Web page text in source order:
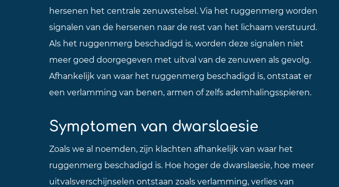
hersenen het centrale zenuwstelsel. Via het ruggenmerg worden
signalen van de hersenen naar de rest van het lichaam verstuurd.
Als het ruggenmerg beschadigd is, worden deze signalen niet
meer goed doorgegeven met uitval van de zenuwen als gevolg.
Afhankelijk van waar het ruggenmerg beschadigd is, ontstaat er
een verlamming van benen, armen of zelfs ademhalingsspieren.
Symptomen van dwarslaesie
Zoals we al noemden, zijn klachten afhankelijk van waar het
ruggenmerg beschadigd is. Hoe hoger de dwarslaesie, hoe meer
uitvalsverschijnselen ontstaan zoals verlamming, verlies van